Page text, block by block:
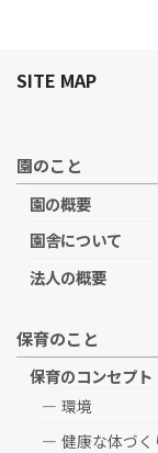
SITE MAP
園のこと
園の概要
園舎について
法人の概要
保育のこと
保育のコンセプト
環境
健康な体づく